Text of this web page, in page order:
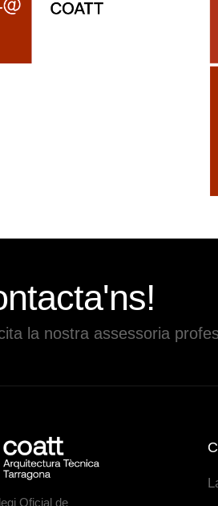
la nostra assessoria
Oficial de